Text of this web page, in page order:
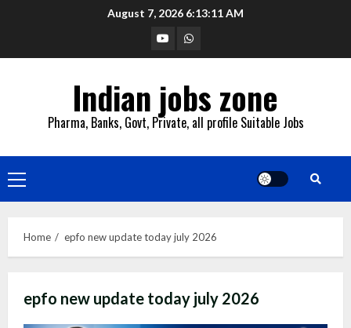
August 7, 2026 6:13:11 AM
YouTubeWhatsapp
Indian jobs zone
Pharma, Banks, Govt, Private, all profile Suitable Jobs
Primary
Menu
Home epfo new update today july 2026
epfo new update today july 2026